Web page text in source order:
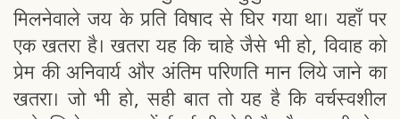
मिलनेवाले जय के प्रति विषाद से घिर गया था। यहाँ पर
एक खतरा है। खतरा यह कि चाहे जैसे भी हो, विवाह को
प्रेम की अनिवार्य और अंतिम परिणति मान लिये जाने का
खतरा। जो भी हो, सही बात तो यह है कि वर्चस्वशील